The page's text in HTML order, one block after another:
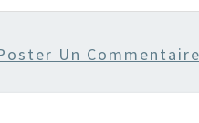
Un Commentaire